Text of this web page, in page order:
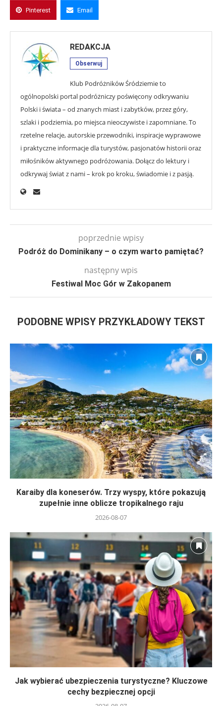
Pinterest Email
REDAKCJA
Obserwuj
Klub Podróżników Śródziemie to
ogólnopolski portal podróżniczy poświęcony odkrywaniu
Polski i świata – od znanych miast i zabytków, przez góry,
szlaki i podziemia, po miejsca nieoczywiste i zapomniane. To
rzetelne relacje, autorskie przewodniki, inspiracje wyprawowe
i praktyczne informacje dla turystów, pasjonatów historii oraz
miłośników aktywnego podróżowania. Dołącz do lektury i
odkrywaj świat z nami – krok po kroku, świadomie i z pasją.
poprzednie wpisy
Podróż do Dominikany – o czym warto pamiętać?
następny wpis
Festiwal Moc Gór w Zakopanem
PODOBNE WPISY PRZYKŁADOWY TEKST
Karaiby dla koneserów. Trzy wyspy, które pokazują
zupełnie inne oblicze tropikalnego raju
2026-08-07
Jak wybierać ubezpieczenia turystyczne? Kluczowe
cechy bezpiecznej opcji